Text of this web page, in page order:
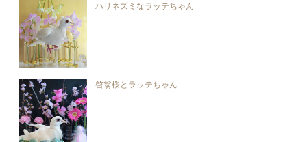
ハリネズミなラッテちゃん
啓翁桜とラッテちゃん